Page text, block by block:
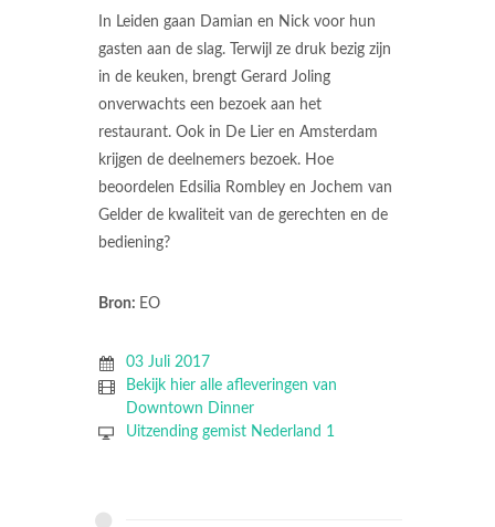
In Leiden gaan Damian en Nick voor hun
gasten aan de slag. Terwijl ze druk bezig zijn
in de keuken, brengt Gerard Joling
onverwachts een bezoek aan het
restaurant. Ook in De Lier en Amsterdam
krijgen de deelnemers bezoek. Hoe
beoordelen Edsilia Rombley en Jochem van
Gelder de kwaliteit van de gerechten en de
bediening?
Bron: EO
03 Juli 2017
Bekijk hier alle afleveringen van
Downtown Dinner
Uitzending gemist Nederland 1